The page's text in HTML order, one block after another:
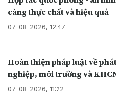
càng thực chất và hiệu quả
07-08-2026, 12:47
Hoàn thiện pháp luật về
nghiệp, môi trường và
07-08-2026, 11:22